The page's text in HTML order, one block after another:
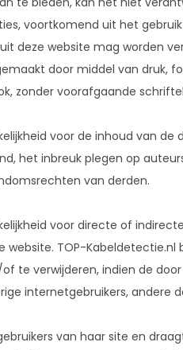
voortkomend uit het
deze website mag worden
door middel van druk,
zonder voorafgaande
voor de inhoud van
het inbreuk plegen op
van derden.
voor directe of
TOP-
te verwijderen, indien de
internetgebruikers, andere
van haar site en